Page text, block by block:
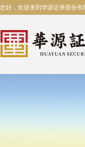
您好，欢迎来到华源证券股份有